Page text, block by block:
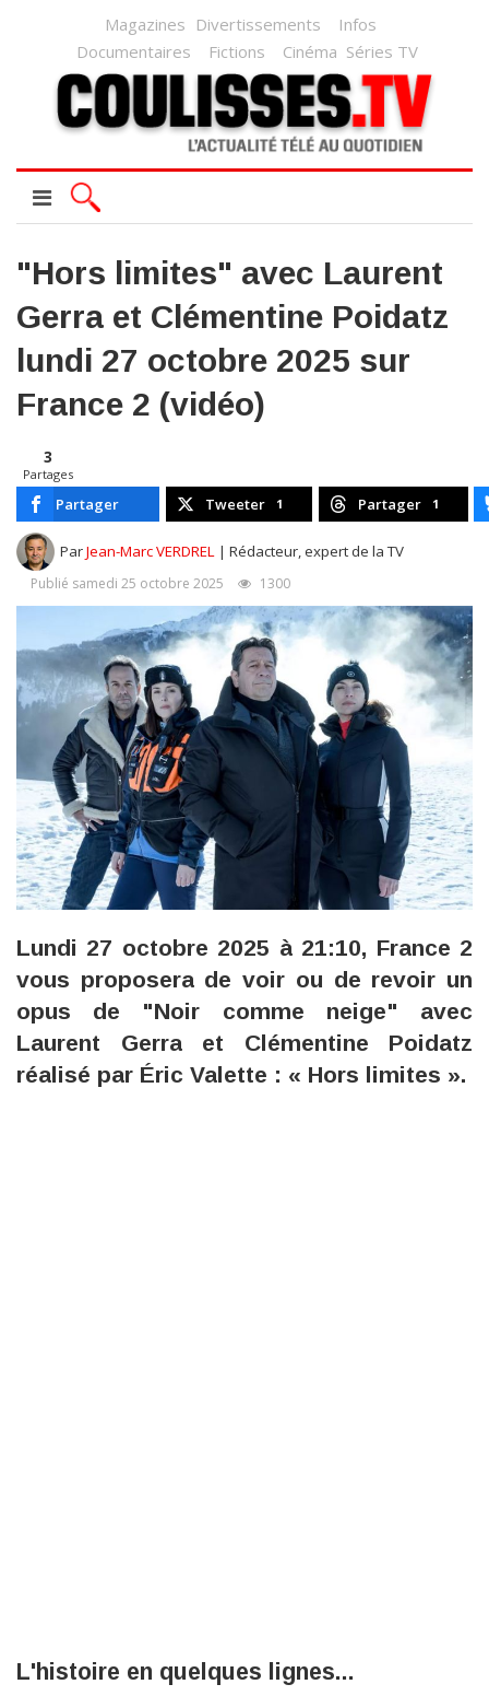
Magazines Divertissements
Infos
Documentaires
Fictions Cinéma Séries TV
"Hors limites" avec Laurent
Gerra et Clémentine Poidatz
lundi 27 octobre 2025 sur
France 2 (vidéo)
3
Partages
Partager Tweeter 1 Partager 1
ParJean-Marc VERDREL | Rédacteur, expert de la TV
Publié samedi 25 octobre 2025 1300
Lundi 27 octobre 2025 à 21:10, France 2
vous proposera de voir ou de revoir un
opus de "Noir comme neige" avec
Laurent Gerra et Clémentine Poidatz
réalisé par Éric Valette : « Hors limites ».
L'histoire en quelques lignes...